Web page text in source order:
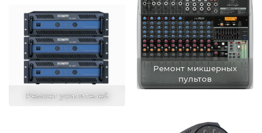
Ремонт усилителей
Ремонт микшерных
пультов